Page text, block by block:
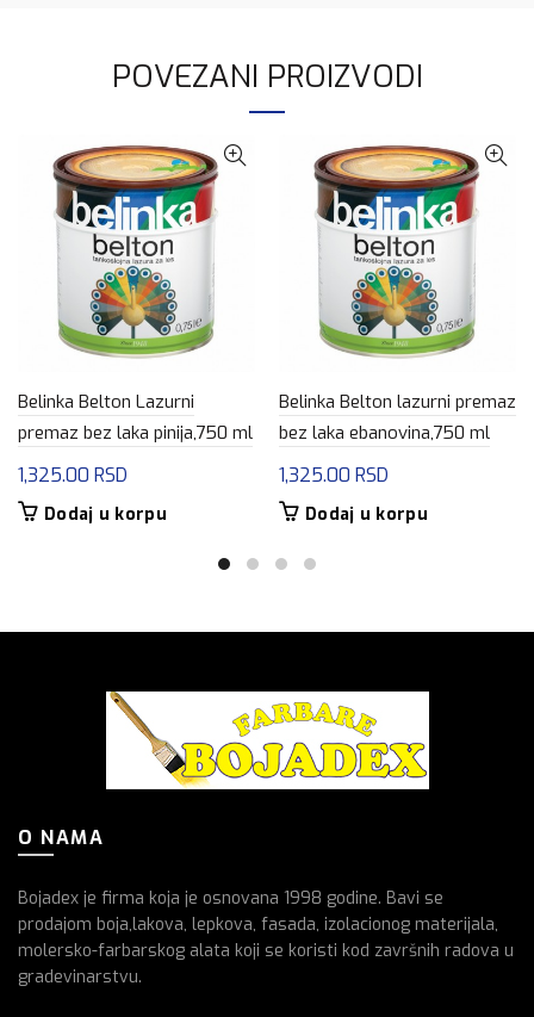
POVEZANI PROIZVODI
Belinka Belton Lazurni
premaz bez laka pinija,750 ml
1,325.00 RSD
Dodaj u korpu
Belinka Belton lazurni premaz
bez laka ebanovina,750 ml
1,325.00 RSD
Dodaj u korpu
O NAMA
Bojadex je firma koja je osnovana 1998 godine. Bavi se
prodajom boja,lakova, lepkova, fasada, izolacionog materijala,
molersko-farbarskog alata koji se koristi kod završnih radova u
gradevinarstvu.